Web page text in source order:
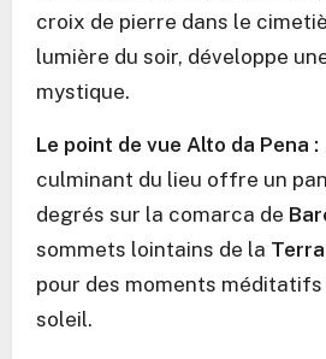
croix de pierre dans le
lumière du soir, développe
mystique.
Le point de vue Alto da Pena :
culminant du lieu offre un
degrés sur la comarca de
sommets lointains de la
pour des moments
soleil.